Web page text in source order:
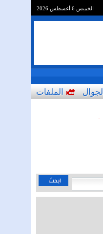
الخميس 6 أغسطس 2026
الجوال الملفات
-